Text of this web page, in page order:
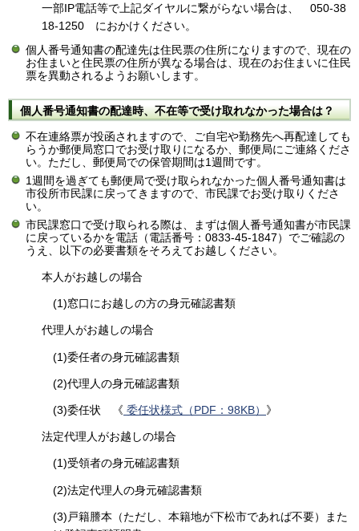
一部IP電話等で上記ダイヤルに繋がらない場合は、 050-38
18-1250 におかけください。
個人番号通知書の配達先は住民票の住所になりますので、現在の
お住まいと住民票の住所が異なる場合は、現在のお住まいに住民
票を異動されるようお願いします。
個人番号通知書の配達時、不在等で受け取れなかった場合は？
不在連絡票が投函されますので、ご自宅や勤務先へ再配達しても
らうか郵便局窓口でお受け取りになるか、郵便局にご連絡くださ
い。ただし、郵便局での保管期間は1週間です。
1週間を過ぎても郵便局で受け取られなかった個人番号通知書は
市役所市民課に戻ってきますので、市民課でお受け取りくださ
い。
市民課窓口で受け取られる際は、まずは個人番号通知書が市民課
に戻っているかを電話（電話番号：0833-45-1847）でご確認の
うえ、以下の必要書類をそろえてお越しください。
本人がお越しの場合
(1)窓口にお越しの方の身元確認書類
代理人がお越しの場合
(1)委任者の身元確認書類
(2)代理人の身元確認書類
(3)委任状 《 委任状様式（PDF：98KB） 》
法定代理人がお越しの場合
(1)受領者の身元確認書類
(2)法定代理人の身元確認書類
(3)戸籍謄本（ただし、本籍地が下松市であれば不要）また